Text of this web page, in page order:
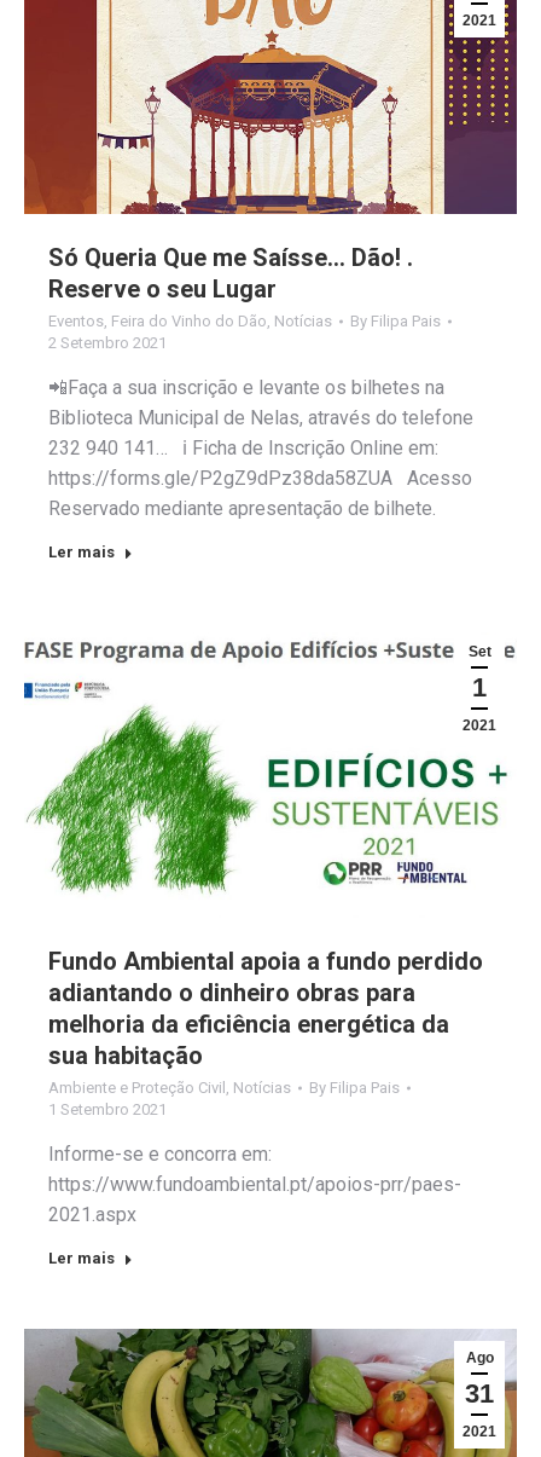
2021
Só Queria Que me Saísse… Dão! .
Reserve o seu Lugar
Eventos, Feira do Vinho do Dão, Notícias By Filipa Pais
2 Setembro 2021
📲Faça a sua inscrição e levante os bilhetes na
Biblioteca Municipal de Nelas, através do telefone
232 940 141… ℹ Ficha de Inscrição Online em:
https://forms.gle/P2gZ9dPz38da58ZUA Acesso
Reservado mediante apresentação de bilhete.
Ler mais
Set
1
2021
Fundo Ambiental apoia a fundo perdido
adiantando o dinheiro obras para
melhoria da eficiência energética da
sua habitação
Ambiente e Proteção Civil , Notícias By Filipa Pais
1 Setembro 2021
Informe-se e concorra em:
https://www.fundoambiental.pt/apoios-prr/paes-
2021.aspx
Ler mais
Ago
31
2021